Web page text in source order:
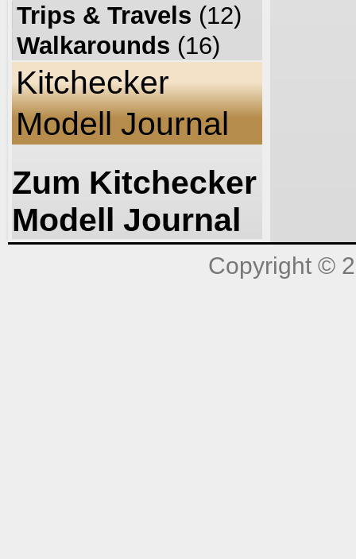
Trips & Travels (12)
Walkarounds (16)
Kitchecker
Modell Journal
Zum Kitchecker
Modell Journal
Copyright ©